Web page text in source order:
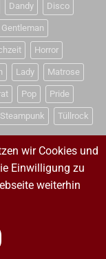
Dandy Disco
Gentleman
Horror
Lady Matrose
Pop Pride
Steampunk Tüllrock
wir Cookies und
Einwilligung zu
weiterhin